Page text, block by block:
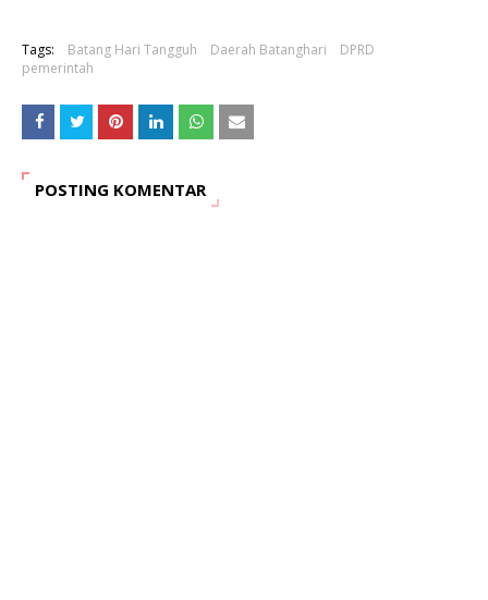
Tags: Batang Hari Tangguh Daerah Batanghari
DPRD
pemerintah
POSTING KOMENTAR